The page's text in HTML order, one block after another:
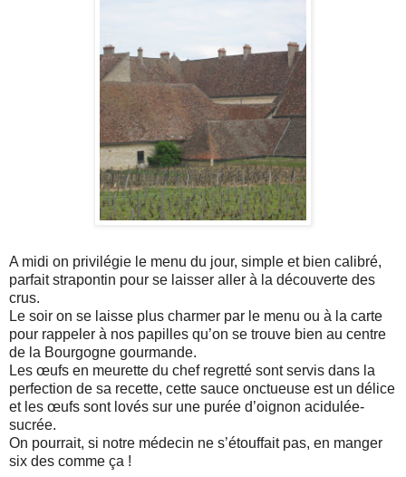
A midi on privilégie le menu du jour, simple et bien calibré,
parfait strapontin pour se laisser aller à la découverte des
crus.
Le soir on se laisse plus charmer par le menu ou à la carte
pour rappeler à nos papilles qu’on se trouve bien au centre
de la Bourgogne gourmande.
Les œufs en meurette du chef regretté sont servis dans la
perfection de sa recette, cette sauce onctueuse est un délice
et les œufs sont lovés sur une purée d’oignon acidulée-
sucrée.
On pourrait, si notre médecin ne s’étouffait pas, en manger
six des comme ça !